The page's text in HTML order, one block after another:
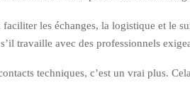
les échanges, la logistique et le
travaille avec des professionnels
techniques, c’est un vrai plus.